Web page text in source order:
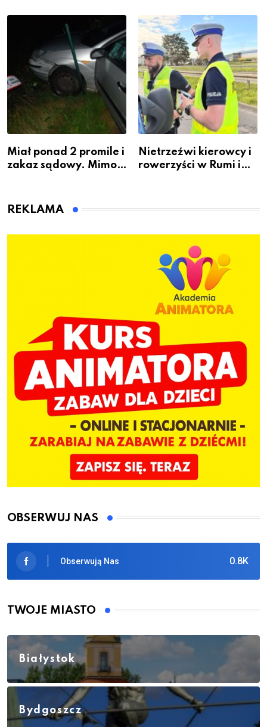
zawodem przyszłości i
gdzie się go nauczyć?
Warszawskiego
Miał ponad 2 promile i
zakaz sądowy. Mimo
Bolszewie i uderzył w
Nietrzeźwi kierowcy i
rowerzyści w Rumi i
REKLAMA
OBSERWUJ NAS
0.8K
Obserwują Nas
TWOJE MIASTO
Białystok
Bydgoszcz